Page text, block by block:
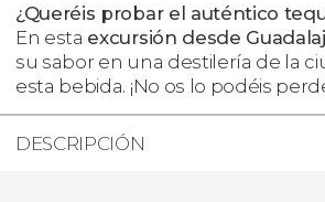
¿Queréis probar el auténtico
En esta excursión desde
su sabor en una destilería de la
esta bebida. ¡No os lo podéis
DESCRIPCIÓN